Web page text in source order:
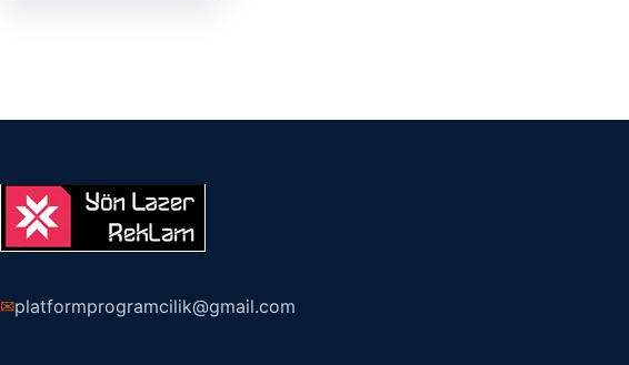
✉platformprogramcilik@gmail.com